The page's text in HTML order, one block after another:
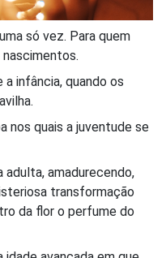
só vez. Para quem
infância, quando os
nos quais a juventude se
adulta, amadurecendo,
transformação
da flor o perfume do